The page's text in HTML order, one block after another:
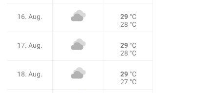
16. Aug. 29 °C
28 °C
17. Aug. 29 °C
28 °C
18. Aug. 29 °C
27 °C